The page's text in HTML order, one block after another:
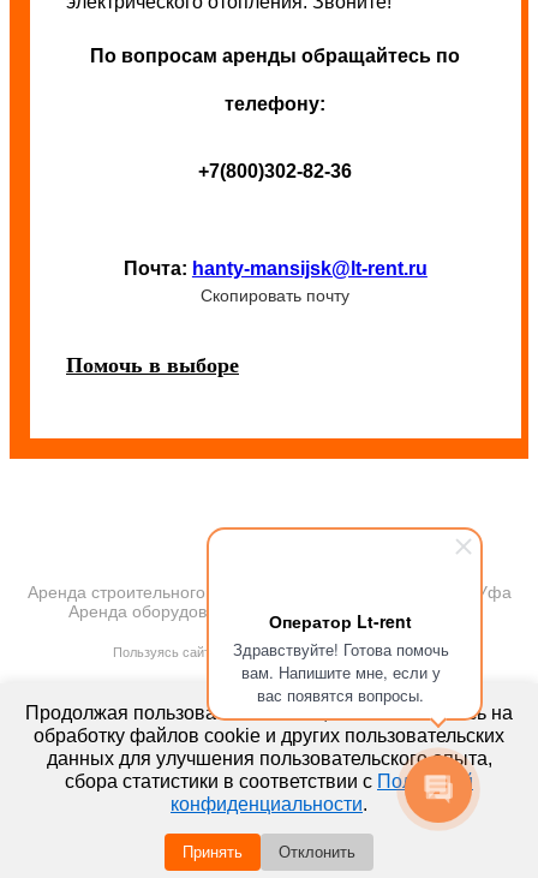
Оператор Lt-rent
Здравствуйте! Готова помочь
вам. Напишите мне, если у
вас появятся вопросы.
По вопросам аренды обращайтесь по
телефону:
+7(800)302-82-36
Почта: hanty-mansijsk@lt-rent.ru
Скопировать почту
Помочь в выборе
Аренда строительного и промышленного оборудования Уфа
Аренда оборудования 2018. Все права защищены
ПОЛИТИКА КОНФИДЕНЦИАЛЬНОСТИ
Пользуясь сайтом, Вы автоматически принимаете
ПРАВИЛА ПЕРЕДАЧИ И ОБРАБОТКИ ПЕРСОНАЛЬНЫХ ДАННЫХ
lt-rent.ru
Аренда оборудования
Продолжая пользоваться сайтом, вы соглашаетесь на
обработку файлов cookie и других пользовательских
данных для улучшения пользовательского опыта,
сбора статистики в соответствии с Политикой
конфиденциальности.
Принять Отклонить